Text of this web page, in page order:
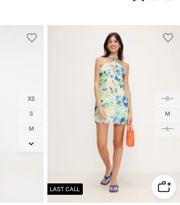
LAST CALL
S
M
L
XS
S
M
L